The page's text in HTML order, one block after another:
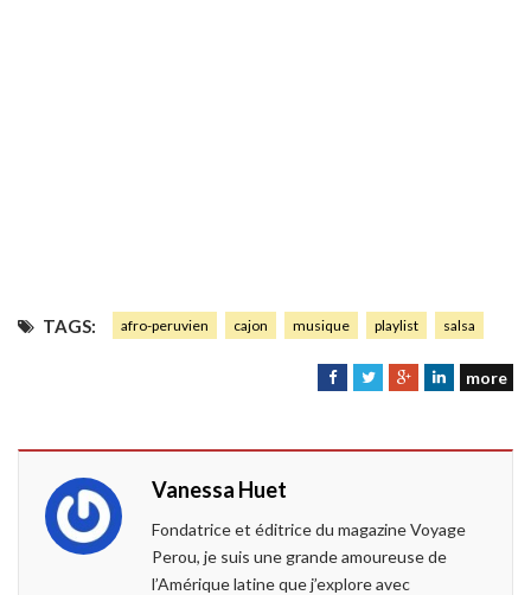
TAGS: afro-peruvien cajon musique playlist salsa
F
o
k
T
r
G
+
L
I
n
more
Vanessa Huet
Fondatrice et éditrice du magazine Voyage
Perou, je suis une grande amoureuse de
l’Amérique latine que j’explore avec